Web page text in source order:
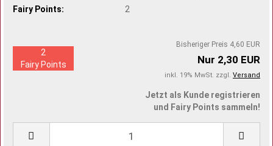
Fairy Points: 2
Bisheriger Preis 4,60 EUR
Nur 2,30 EUR
inkl. 19% MwSt. zzgl. Versand
2
Fairy Points
Jetzt als Kunde registrieren
und Fairy Points sammeln!